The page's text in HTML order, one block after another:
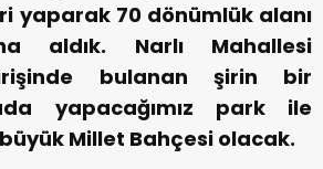
yaparak 70 dönümlük alanı
aldık. Narlı Mahallesi
bulanan şirin bir
yapacağımız park ile
Millet Bahçesi olacak.